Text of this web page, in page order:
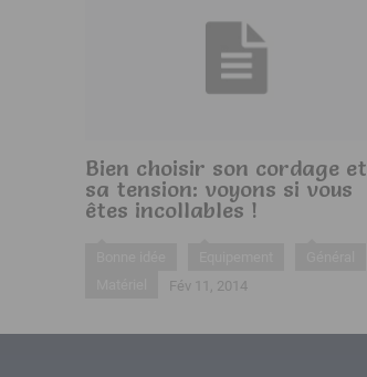
Bien choisir son cordage et
sa tension: voyons si vous
êtes incollables !
Fév 11, 2014